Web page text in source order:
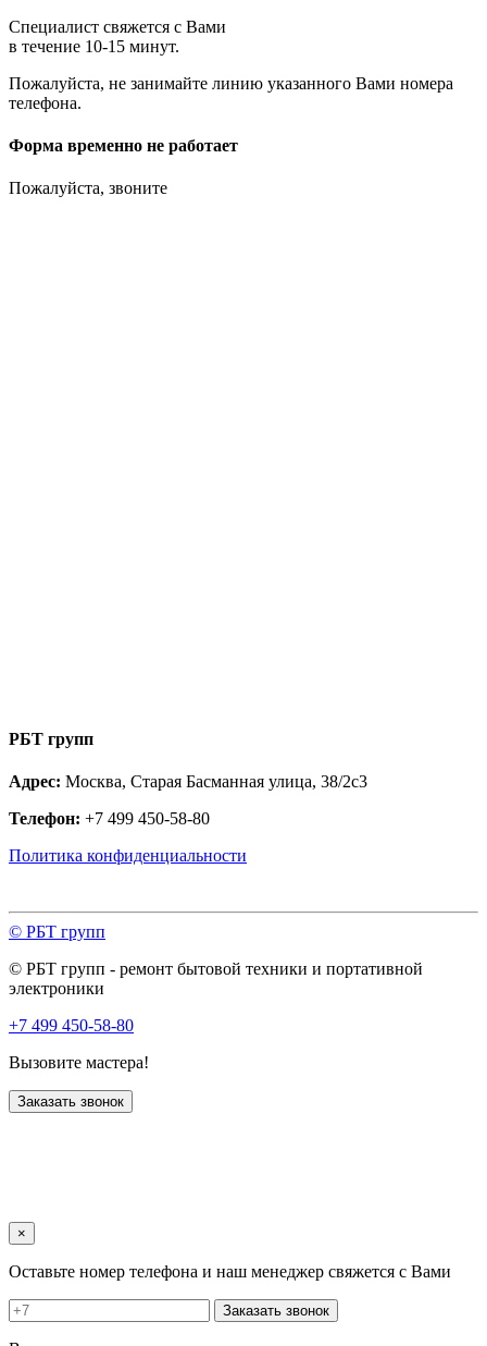
Специалист свяжется с Вами
в течение 10-15 минут.
Пожалуйста, не занимайте линию указанного Вами номера
телефона.
Форма временно не работает
Пожалуйста, звоните
РБТ групп
Адрес: Москва, Старая Басманная улица, 38/2с3
Телефон: +7 499 450-58-80
Политика конфиденциальности
© РБТ групп
© РБТ групп - ремонт бытовой техники и портативной
электроники
+7 499 450-58-80
Вызовите мастера!
Заказать звонок
×
Оставьте номер телефона и наш менеджер свяжется с Вами
Заказать звонок